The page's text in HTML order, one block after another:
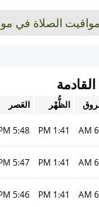
الصلاة في
الظُّهْر العَصر
1:41 PM
5:48 PM
1:41 PM
5:47 PM
1:41 PM
5:46 PM